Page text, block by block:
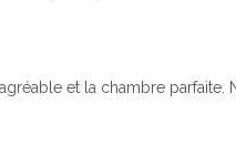
et la chambre